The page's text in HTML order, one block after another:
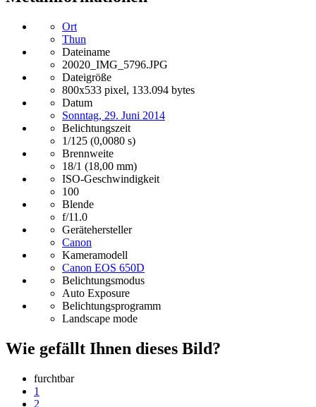
Ort
Thun
Dateiname
20020_IMG_5796.JPG
Dateigröße
800x533 pixel, 133.094 bytes
Datum
Sonntag, 29. Juni 2014
Belichtungszeit
1/125 (0,0080 s)
Brennweite
18/1 (18,00 mm)
ISO-Geschwindigkeit
100
Blende
f/11.0
Gerätehersteller
Canon
Kameramodell
Canon EOS 650D
Belichtungsmodus
Auto Exposure
Belichtungsprogramm
Landscape mode
Wie gefällt Ihnen dieses Bild?
furchtbar
1
2